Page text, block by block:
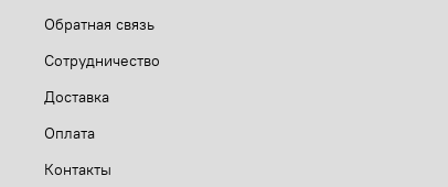
Обратная связь
Сотрудничество
Доставка
Оплата
Контакты